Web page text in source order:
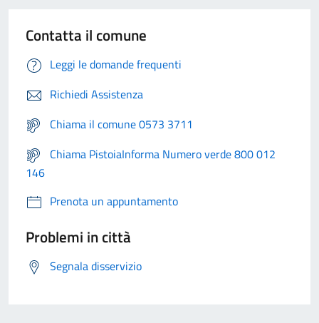
Contatta il comune
Leggi le domande frequenti
Richiedi Assistenza
Chiama il comune 0573 3711
Chiama PistoiaInforma Numero verde 800 012
146
Prenota un appuntamento
Problemi in città
Segnala disservizio